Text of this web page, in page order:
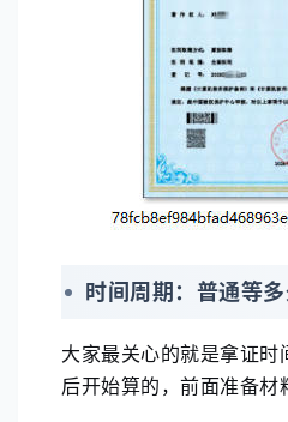
时间周期：普通等
大家最关心的就是拿证
后开始算的，前面准备